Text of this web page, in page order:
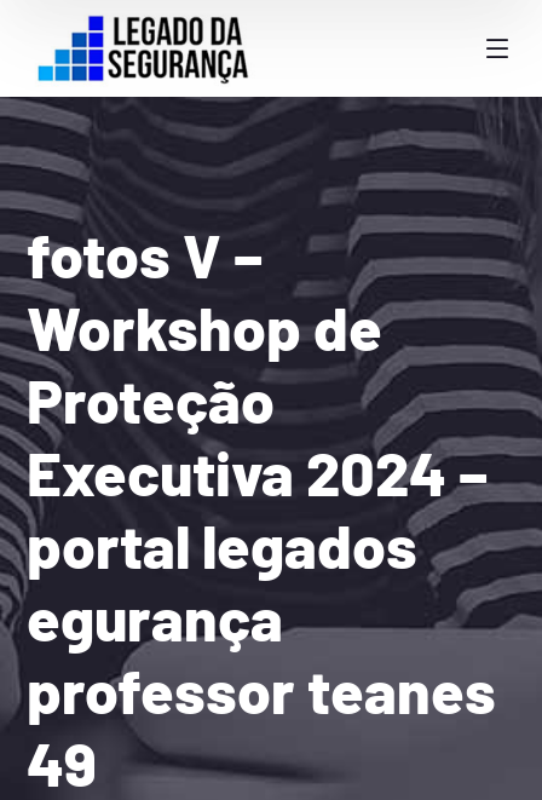
fotos V –
Workshop de
Proteção
Executiva 2024 –
portal legados
egurança
professor teanes
49